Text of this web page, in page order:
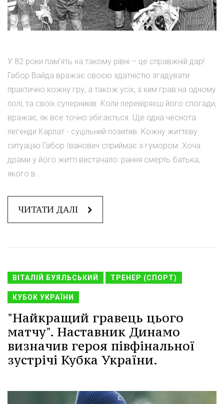
У 82 роки пам'ять на такому рівні – це справжній дар!
Габор Вайда вражає своєю здатністю згадувати
практично кожну гру, а також усіх, з ким грав на одному
полі, та своїх суперників. Коли перевіряєш його спогади,
вражає, як все точно збігається. Ще одна чеснота
легенди Карпат - суцільний позитив. Кожну життєву
ситуацію Габор Іванович сприймає з гумором. Хоча
драми у його житті вистачало: рання смерть батька,
якого в...
ЧИТАТИ ДАЛІ
ВІТАЛІЙ БУЯЛЬСЬКИЙ ТРЕНЕР (СПОРТ)
КУБОК УКРАЇНИ
"Найкращий гравець цього
матчу". Наставник Динамо
визначив героя півфінальної
зустрічі Кубка України.